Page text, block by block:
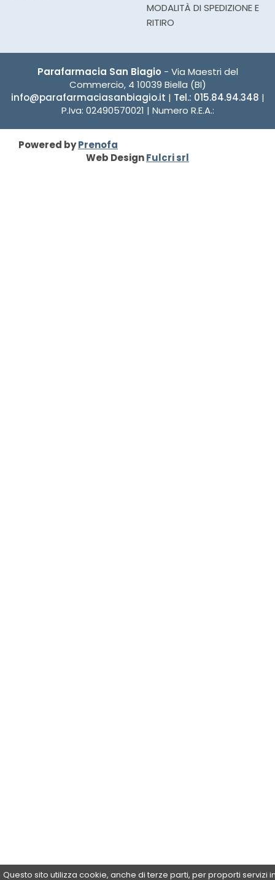
Questo sito utilizza cookie, anche di terze parti, per proporti servizi
MODALITÀ DI SPEDIZIONE E
RITIRO
Parafarmacia San Biagio - Via Maestri del
Commercio, 4 10039 Biella (BI)
info@parafarmaciasanbiagio.it | Tel.: 015.84.94.348 |
P.Iva: 02490570021 | Numero R.E.A.:
Powered byPrenofa
Web DesignFulcri srl